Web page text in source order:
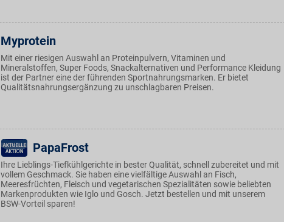
Myprotein
Mit einer riesigen Auswahl an Proteinpulvern, Vitaminen und
Mineralstoffen, Super Foods, Snackalternativen und Performance Kleidung
ist der Partner eine der führenden Sportnahrungsmarken. Er bietet
Qualitätsnahrungsergänzung zu unschlagbaren Preisen.
PapaFrost
Ihre Lieblings-Tiefkühlgerichte in bester Qualität, schnell zubereitet und mit
vollem Geschmack. Sie haben eine vielfältige Auswahl an Fisch,
Meeresfrüchten, Fleisch und vegetarischen Spezialitäten sowie beliebten
Markenprodukten wie Iglo und Gosch. Jetzt bestellen und mit unserem
BSW-Vorteil sparen!